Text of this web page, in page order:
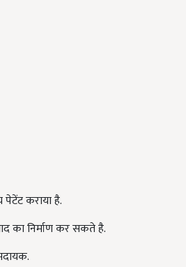
पेटेंट कराया है.
का निर्माण कर सकते है.